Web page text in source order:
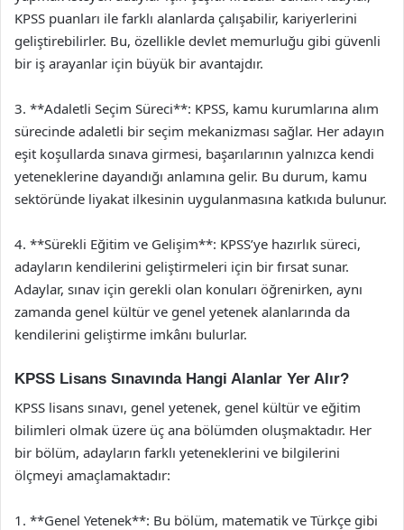
KPSS puanları ile farklı alanlarda çalışabilir, kariyerlerini
geliştirebilirler. Bu, özellikle devlet memurluğu gibi güvenli
bir iş arayanlar için büyük bir avantajdır.
3. **Adaletli Seçim Süreci**: KPSS, kamu kurumlarına alım
sürecinde adaletli bir seçim mekanizması sağlar. Her adayın
eşit koşullarda sınava girmesi, başarılarının yalnızca kendi
yeteneklerine dayandığı anlamına gelir. Bu durum, kamu
sektöründe liyakat ilkesinin uygulanmasına katkıda bulunur.
4. **Sürekli Eğitim ve Gelişim**: KPSS’ye hazırlık süreci,
adayların kendilerini geliştirmeleri için bir fırsat sunar.
Adaylar, sınav için gerekli olan konuları öğrenirken, aynı
zamanda genel kültür ve genel yetenek alanlarında da
kendilerini geliştirme imkânı bulurlar.
KPSS Lisans Sınavında Hangi Alanlar Yer Alır?
KPSS lisans sınavı, genel yetenek, genel kültür ve eğitim
bilimleri olmak üzere üç ana bölümden oluşmaktadır. Her
bir bölüm, adayların farklı yeteneklerini ve bilgilerini
ölçmeyi amaçlamaktadır:
1. **Genel Yetenek**: Bu bölüm, matematik ve Türkçe gibi